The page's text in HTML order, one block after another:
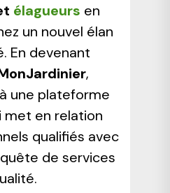
élagueurs en
un nouvel élan
En devenant
,
une plateforme
met en relation
qualifiés avec
de services